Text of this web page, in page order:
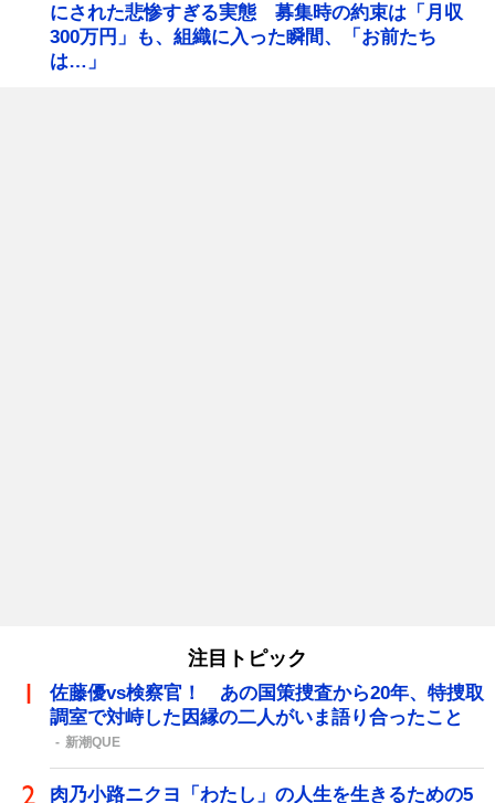
にされた悲惨すぎる実態 募集時の約束は「月収
300万円」も、組織に入った瞬間、「お前たち
は…」
注目トピック
佐藤優vs検察官！ あの国策捜査から20年、特捜取
調室で対峙した因縁の二人がいま語り合ったこと
新潮QUE
肉乃小路ニクヨ「わたし」の人生を生きるための5